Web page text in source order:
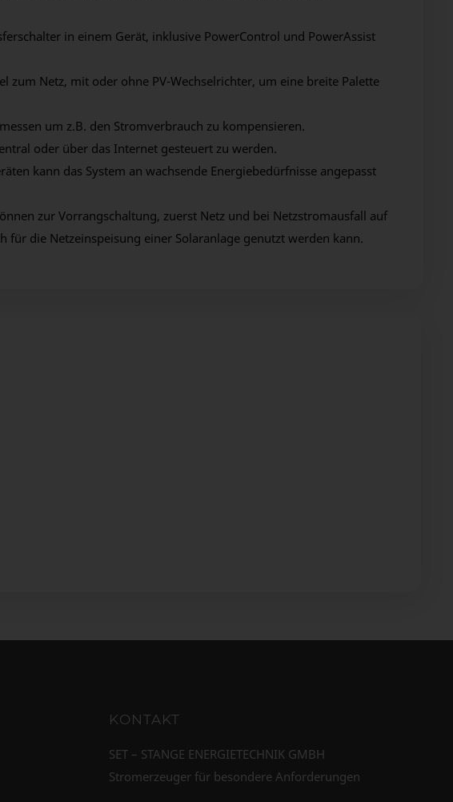
in einem Gerät, inklusive PowerControl und PowerAssist
zum Netz, mit oder ohne PV-Wechselrichter, um eine breite Palette
um z.B. den Stromverbrauch zu kompensieren.
oder über das Internet gesteuert zu werden.
kann das System an wachsende Energiebedürfnisse angepasst
zur Vorrangschaltung, zuerst Netz und bei Netzstromausfall auf
die Netzeinspeisung einer Solaranlage genutzt werden kann.
KONTAKT
SET – STANGE ENERGIETECHNIK GMBH
Stromerzeuger für besondere Anforderungen